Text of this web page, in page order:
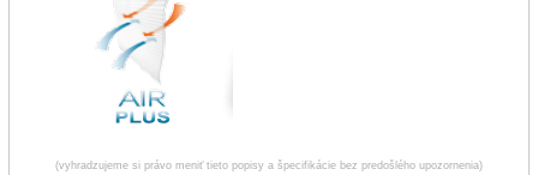
(vyhradzujeme si právo meniť tieto popisy a špecifikácie bez predošlého upozornenia)